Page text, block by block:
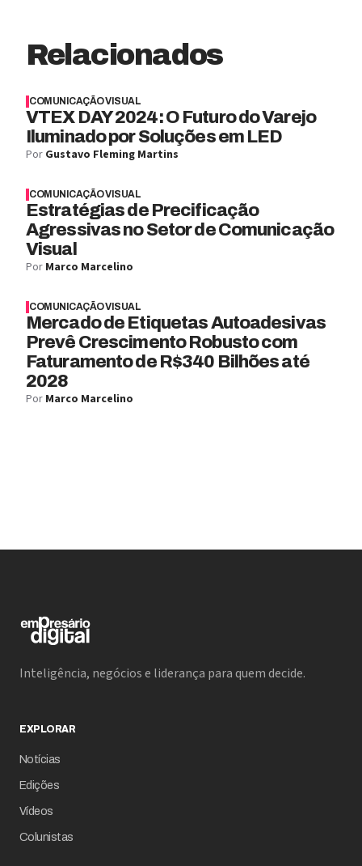
Relacionados
COMUNICAÇÃO VISUAL
VTEX DAY 2024: O Futuro do Varejo
Iluminado por Soluções em LED
Por Gustavo Fleming Martins
COMUNICAÇÃO VISUAL
Estratégias de Precificação
Agressivas no Setor de Comunicação
Visual
Por Marco Marcelino
COMUNICAÇÃO VISUAL
Mercado de Etiquetas Autoadesivas
Prevê Crescimento Robusto com
Faturamento de R$340 Bilhões até
2028
Por Marco Marcelino
Inteligência, negócios e liderança para quem decide.
EXPLORAR
Notícias
Edições
Vídeos
Colunistas